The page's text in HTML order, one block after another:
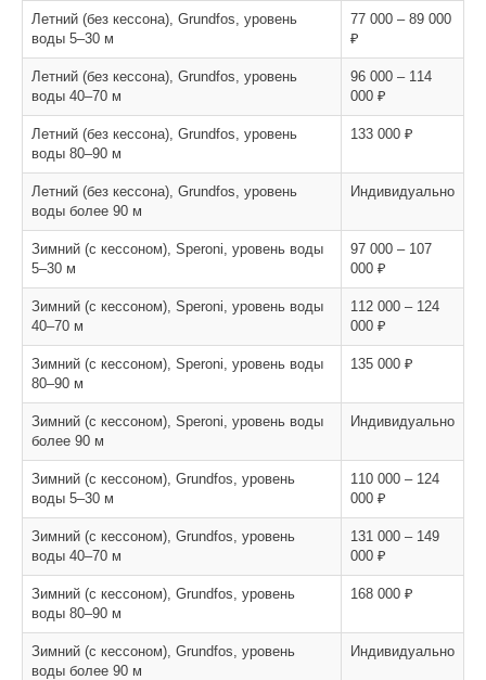
Летний (без кессона), Grundfos, уровень
воды 5–30 м
77 000 – 89 000
₽
Летний (без кессона), Grundfos, уровень
воды 40–70 м
96 000 – 114
000 ₽
Летний (без кессона), Grundfos, уровень
воды 80–90 м
133 000 ₽
Летний (без кессона), Grundfos, уровень
воды более 90 м
Индивидуально
Зимний (с кессоном), Speroni, уровень воды
5–30 м
97 000 – 107
000 ₽
Зимний (с кессоном), Speroni, уровень воды
40–70 м
112 000 – 124
000 ₽
Зимний (с кессоном), Speroni, уровень воды
80–90 м
135 000 ₽
Зимний (с кессоном), Speroni, уровень воды
более 90 м
Индивидуально
Зимний (с кессоном), Grundfos, уровень
воды 5–30 м
110 000 – 124
000 ₽
Зимний (с кессоном), Grundfos, уровень
воды 40–70 м
131 000 – 149
000 ₽
Зимний (с кессоном), Grundfos, уровень
воды 80–90 м
168 000 ₽
Зимний (с кессоном), Grundfos, уровень
воды более 90 м
Индивидуально